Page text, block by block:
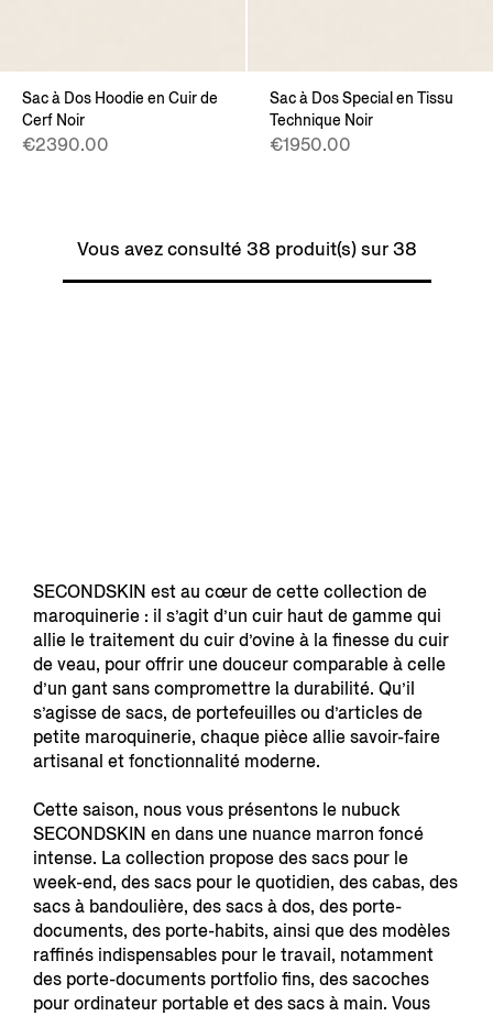
Sac à Dos Hoodie en Cuir de
Cerf Noir
€2390.00
Sac à Dos Special en Tissu
Technique Noir
€1950.00
Vous avez consulté 38 produit(s) sur 38
SECONDSKIN est au cœur de cette collection de
maroquinerie : il s’agit d’un cuir haut de gamme qui
allie le traitement du cuir d’ovine à la finesse du cuir
de veau, pour offrir une douceur comparable à celle
d’un gant sans compromettre la durabilité. Qu’il
s’agisse de sacs, de portefeuilles ou d’articles de
petite maroquinerie, chaque pièce allie savoir-faire
artisanal et fonctionnalité moderne.
Cette saison, nous vous présentons le nubuck
SECONDSKIN en dans une nuance marron foncé
intense. La collection propose des sacs pour le
week-end, des sacs pour le quotidien, des cabas, des
sacs à bandoulière, des sacs à dos, des porte-
documents, des porte-habits, ainsi que des modèles
raffinés indispensables pour le travail, notamment
des porte-documents portfolio fins, des sacoches
pour ordinateur portable et des sacs à main. Vous